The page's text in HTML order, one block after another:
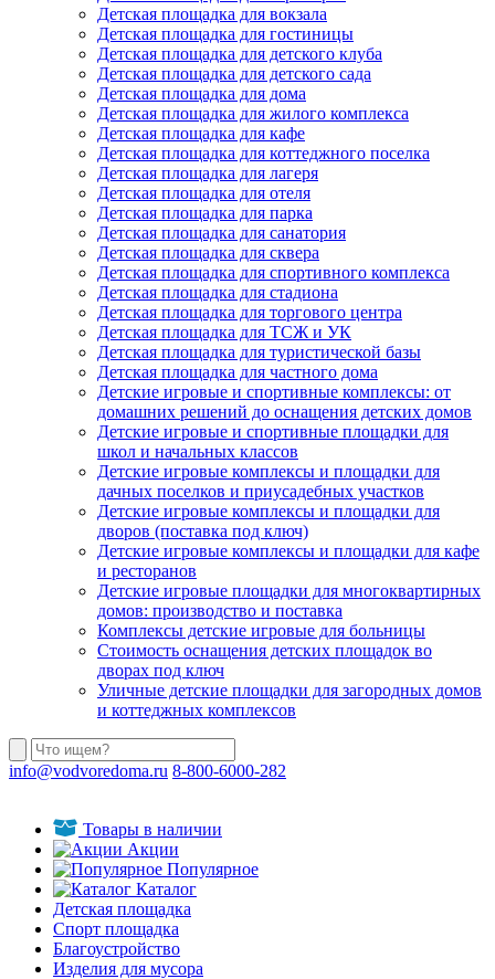
Детская площадка для вокзала
Детская площадка для гостиницы
Детская площадка для детского клуба
Детская площадка для детского сада
Детская площадка для дома
Детская площадка для жилого комплекса
Детская площадка для кафе
Детская площадка для коттеджного поселка
Детская площадка для лагеря
Детская площадка для отеля
Детская площадка для парка
Детская площадка для санатория
Детская площадка для сквера
Детская площадка для спортивного комплекса
Детская площадка для стадиона
Детская площадка для торгового центра
Детская площадка для ТСЖ и УК
Детская площадка для туристической базы
Детская площадка для частного дома
Детские игровые и спортивные комплексы: от
домашних решений до оснащения детских домов
Детские игровые и спортивные площадки для
школ и начальных классов
Детские игровые комплексы и площадки для
дачных поселков и приусадебных участков
Детские игровые комплексы и площадки для
дворов (поставка под ключ)
Детские игровые комплексы и площадки для кафе
и ресторанов
Детские игровые площадки для многоквартирных
домов: производство и поставка
Комплексы детские игровые для больницы
Стоимость оснащения детских площадок во
дворах под ключ
Уличные детские площадки для загородных домов
и коттеджных комплексов
info@vodvoredoma.ru 8-800-6000-282
Товары в наличии
Акции
Популярное
Каталог
Детская площадка
Спорт площадка
Благоустройство
Изделия для мусора